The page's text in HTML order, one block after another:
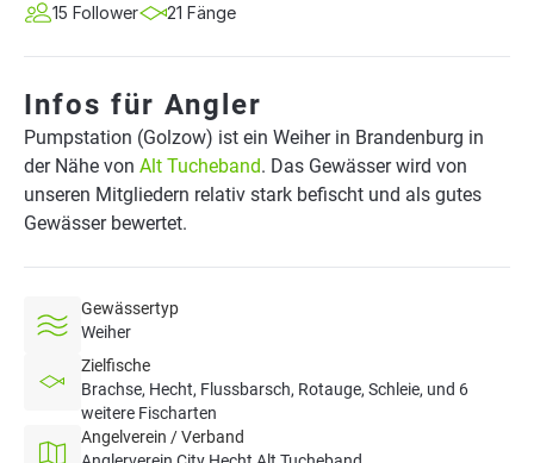
15 Follower 21 Fänge
Infos für Angler
Pumpstation (Golzow) ist ein Weiher in Brandenburg in
der Nähe von Alt Tucheband. Das Gewässer wird von
unseren Mitgliedern relativ stark befischt und als gutes
Gewässer bewertet.
Gewässertyp
Weiher
Zielfische
Brachse, Hecht, Flussbarsch, Rotauge, Schleie, und 6
weitere Fischarten
Angelverein / Verband